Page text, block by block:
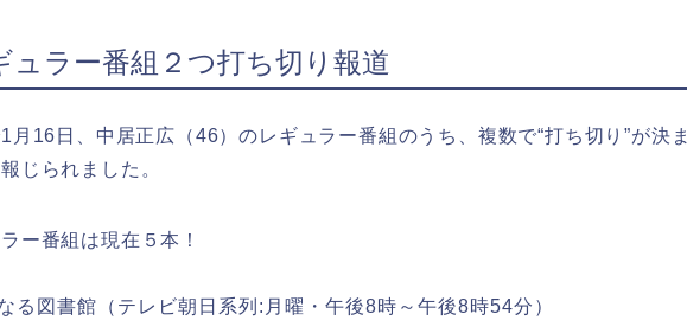
ュラー番組２つ打ち切り報道
月16日、中居正広（46）のレギュラー番組のうち、複数で“打ち切り”が決ま
じられました。
ー番組は現在５本！
る図書館（ テレビ朝日 系列:月曜・午後8時～午後8時54分）